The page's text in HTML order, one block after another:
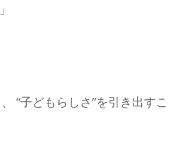
“子どもらしさ”を引き出すこ